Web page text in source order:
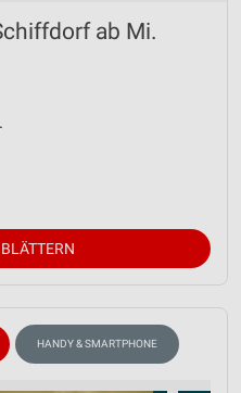
ab Mi.
HANDY & SMARTPHONE